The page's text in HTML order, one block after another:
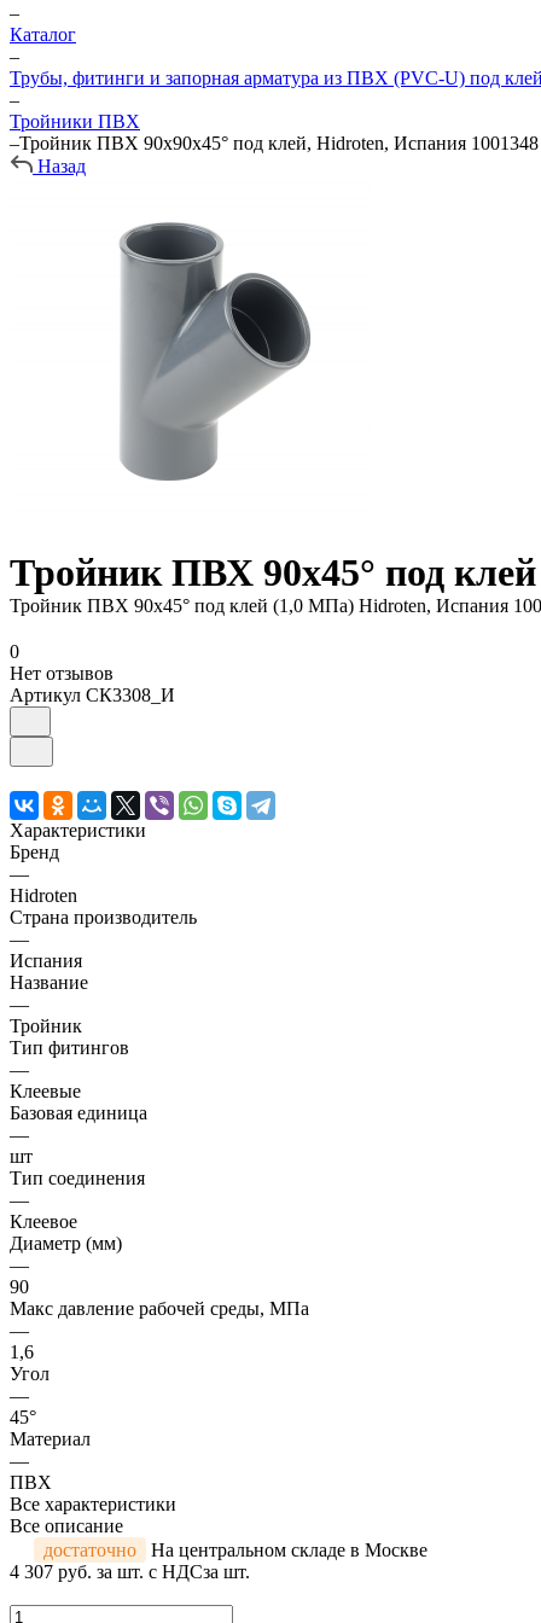
–
Каталог
–
Трубы, фитинги и запорная арматура из ПВХ (PVC-U) под
–
Тройники ПВХ
–Тройник ПВХ 90х90х45° под клей, Hidroten, Испания 1001348
Назад
Тройник ПВХ 90х45° под
Тройник ПВХ 90х45° под клей (1,0 МПа) Hidroten, Испания
0
Нет отзывов
Артикул СК3308_И
Характеристики
Бренд
—
Hidroten
Страна производитель
—
Испания
Название
—
Тройник
Тип фитингов
—
Клеевые
Базовая единица
—
шт
Тип соединения
—
Клеевое
Диаметр (мм)
—
90
Макс давление рабочей среды, МПа
—
1,6
Угол
—
45°
Материал
—
ПВХ
Все характеристики
Все описание
достаточно
На центральном складе в Москве
4 307 руб. за шт. с НДСза шт.